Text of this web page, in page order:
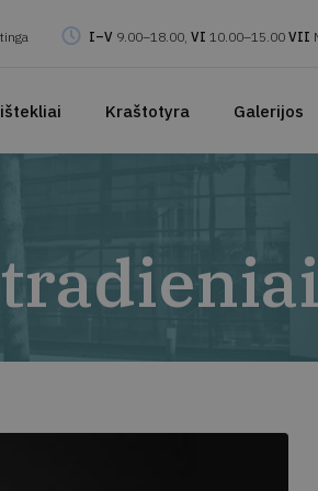
I–V 9.00–18.00, VI 10.00–15.00 VII
ištekliai Kraštotyra Galerijos